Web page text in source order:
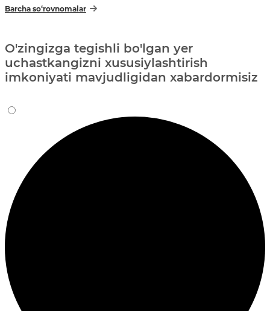
Barcha so‘rovnomalar
O'zingizga tegishli bo'lgan yer
uchastkangizni xususiylashtirish
imkoniyati mavjudligidan xabardormisiz